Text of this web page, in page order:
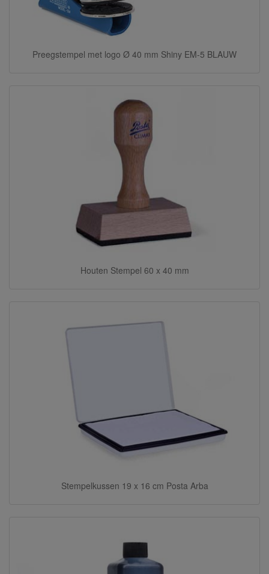
Preegstempel met logo Ø 40 mm Shiny EM-5 BLAUW
Houten Stempel 60 x 40 mm
Stempelkussen 19 x 16 cm Posta Arba